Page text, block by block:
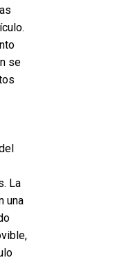
se
La
una